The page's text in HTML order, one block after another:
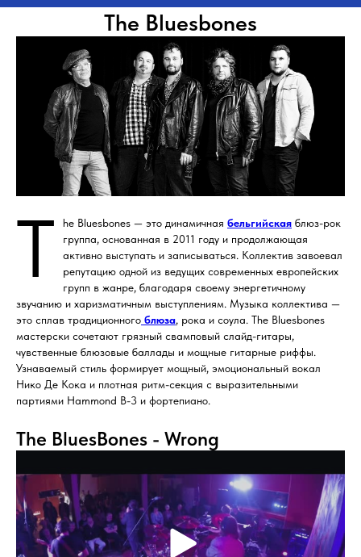
The Bluesbones
T he Bluesbones — это динамичная бельгийская блюз-рок
группа, основанная в 2011 году и продолжающая
активно выступать и записываться. Коллектив завоевал
репутацию одной из ведущих современных европейских
групп в жанре, благодаря своему энергетичному
звучанию и харизматичным выступлениям. Музыка коллектива —
это сплав традиционного блюза, рока и соула. The Bluesbones
мастерски сочетают грязный свамповый слайд-гитары,
чувственные блюзовые баллады и мощные гитарные риффы.
Узнаваемый стиль формирует мощный, эмоциональный вокал
Нико Де Кока и плотная ритм-секция с выразительными
партиями Hammond B-3 и фортепиано.
The BluesBones - Wrong